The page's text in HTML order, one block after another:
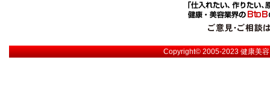
Copyright© 2005-2023健康美